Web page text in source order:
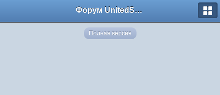
Форум UnitedSouth
Полная версия